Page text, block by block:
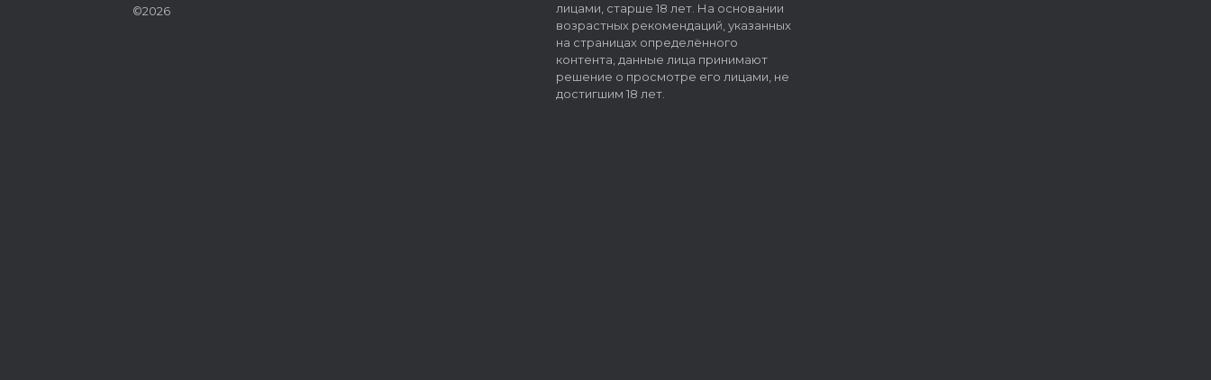
©2026
лицами, старше 18 лет. На основании
возрастных рекомендаций, указанных
на страницах определённого
контента, данные лица принимают
решение о просмотре его лицами, не
достигшим 18 лет.